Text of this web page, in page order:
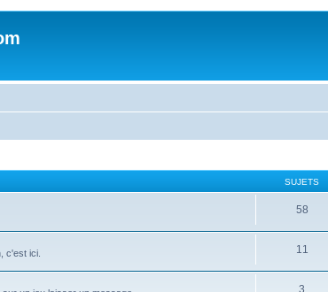
SUJETS
58
c'est ici.
11
3